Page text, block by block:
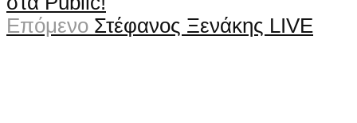
Επόμενο Στέφανος Ξενάκης LIVE